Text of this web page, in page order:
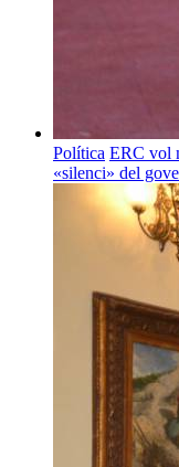
Política ERC vol
«silenci» del